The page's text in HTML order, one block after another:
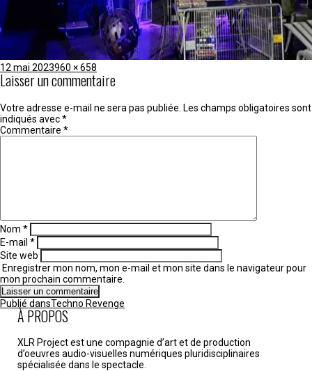
Publié
le
12 mai 2023Taille
réelle
960 × 658
Laisser un commentaire
Votre adresse e-mail ne sera pas publiée. Les champs obligatoires sont
indiqués avec*
Commentaire *
Nom *
E-mail *
Site web
Enregistrer mon nom, mon e-mail et mon site dans le navigateur pour
mon prochain commentaire.
Navigation
de
l’article
Publié dansTechno Revenge
À PROPOS
XLR Project est une compagnie d’art et de production
d’oeuvres audio-visuelles numériques pluridisciplinaires
spécialisée dans le spectacle.